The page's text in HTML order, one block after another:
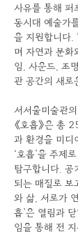
사유를 통해 퍼
동시대 예술가
을 지원합니다.
며 자연과 문화
임, 사운드, 조
관 공간의 새로
서서울미술관
《호흡》은 총
과 환경을 미디
‘호흡’을 주제
탐구합니다. 공
되는 매질로 보
와 삶, 서로가
흡’은 열림과
임을 통해 전